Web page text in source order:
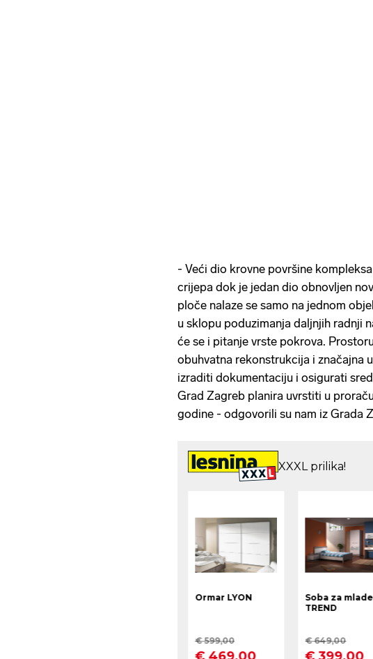
- Veći dio krovne površine
crijepa dok je jedan dio obnovljen
ploče nalaze se samo na jednom
u sklopu poduzimanja daljnjih radnji
će se i pitanje vrste pokrova.
obuhvatna rekonstrukcija i značajna
izraditi dokumentaciju i osigurati
Grad Zagreb planira uvrstiti u
godine - odgovorili su nam iz Grada